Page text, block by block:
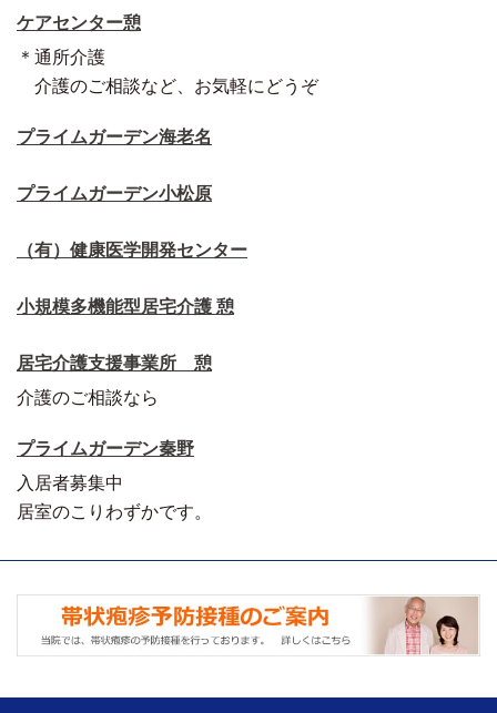
ケアセンター憩
＊通所介護
介護のご相談など、お気軽にどうぞ
プライムガーデン海老名
プライムガーデン小松原
（有）健康医学開発センター
小規模多機能型居宅介護 憩
居宅介護支援事業所 憩
介護のご相談なら
プライムガーデン秦野
入居者募集中
居室のこりわずかです。